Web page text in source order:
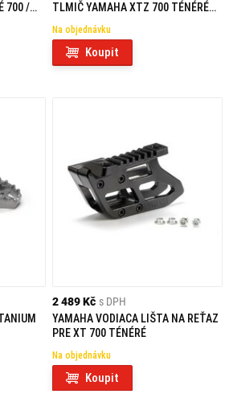
700 /
TLMIČ YAMAHA XTZ 700 TÉNÉRÉ
Na objednávku
Koupit
2 489 Kč s DPH
YAMAHA VODIACA LIŠTA NA REŤAZ
PRE XT 700 TÉNÉRÉ
Na objednávku
Koupit